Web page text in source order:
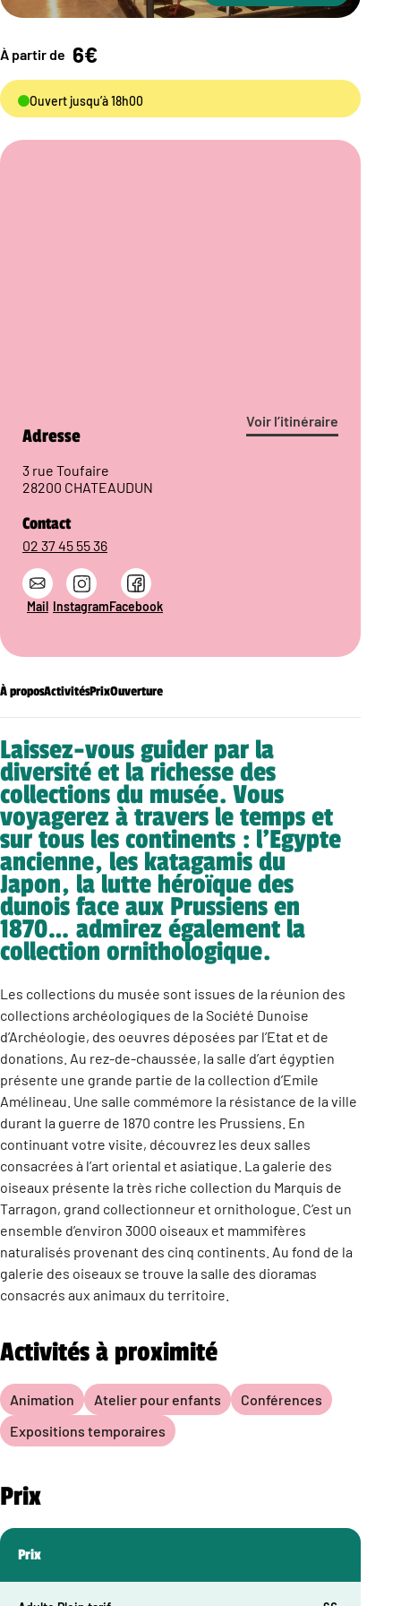
À partir de 6€
Ouvert jusqu’à 18h00
Voir l’itinéraire
Adresse
3 rue Toufaire
28200 CHATEAUDUN
Contact
02 37 45 55 36
Mail InstagramFacebook
À proposActivitésPrixOuverture
Laissez-vous guider par la
diversité et la richesse des
collections du musée. Vous
voyagerez à travers le temps et
sur tous les continents : l’Egypte
ancienne, les katagamis du
Japon, la lutte héroïque des
dunois face aux Prussiens en
1870… admirez également la
collection ornithologique.
Les collections du musée sont issues de la réunion des
collections archéologiques de la Société Dunoise
d’Archéologie, des oeuvres déposées par l’Etat et de
donations. Au rez-de-chaussée, la salle d’art égyptien
présente une grande partie de la collection d’Emile
Amélineau. Une salle commémore la résistance de la ville
durant la guerre de 1870 contre les Prussiens. En
continuant votre visite, découvrez les deux salles
consacrées à l’art oriental et asiatique. La galerie des
oiseaux présente la très riche collection du Marquis de
Tarragon, grand collectionneur et ornithologue. C’est un
ensemble d’environ 3000 oiseaux et mammifères
naturalisés provenant des cinq continents. Au fond de la
galerie des oiseaux se trouve la salle des dioramas
consacrés aux animaux du territoire.
Activités à proximité
Animation Atelier pour enfants
Conférences
Expositions temporaires
Prix
Prix